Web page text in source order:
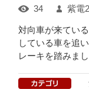
34 紫電
対向車が来てい
している車を追
レーキを踏みまし